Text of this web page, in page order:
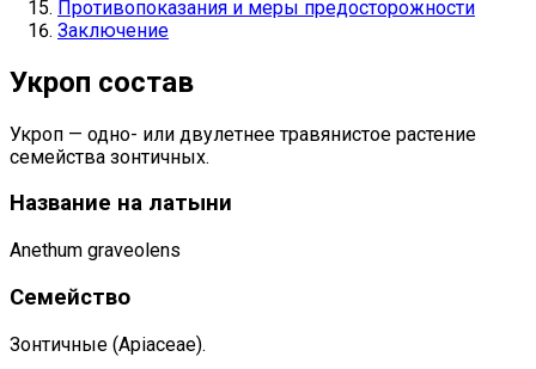
Противопоказания и меры предосторожности
Заключение
Укроп состав
Укроп — одно- или двулетнее травянистое растение
семейства зонтичных.
Название на латыни
Anethum graveolens
Семейство
Зонтичные (Apiaceae).